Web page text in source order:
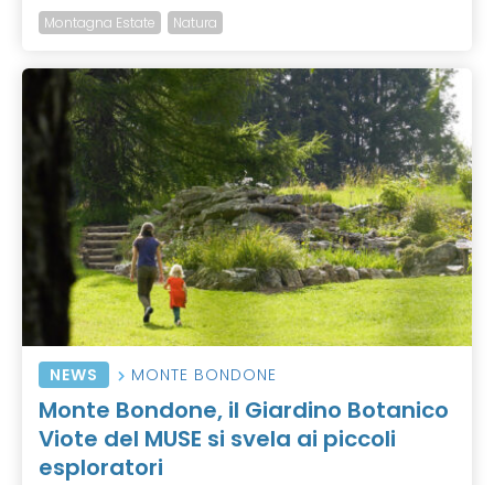
Montagna Estate Natura
NEWS MONTE BONDONE
Monte Bondone, il Giardino Botanico
Viote del MUSE si svela ai piccoli
esploratori